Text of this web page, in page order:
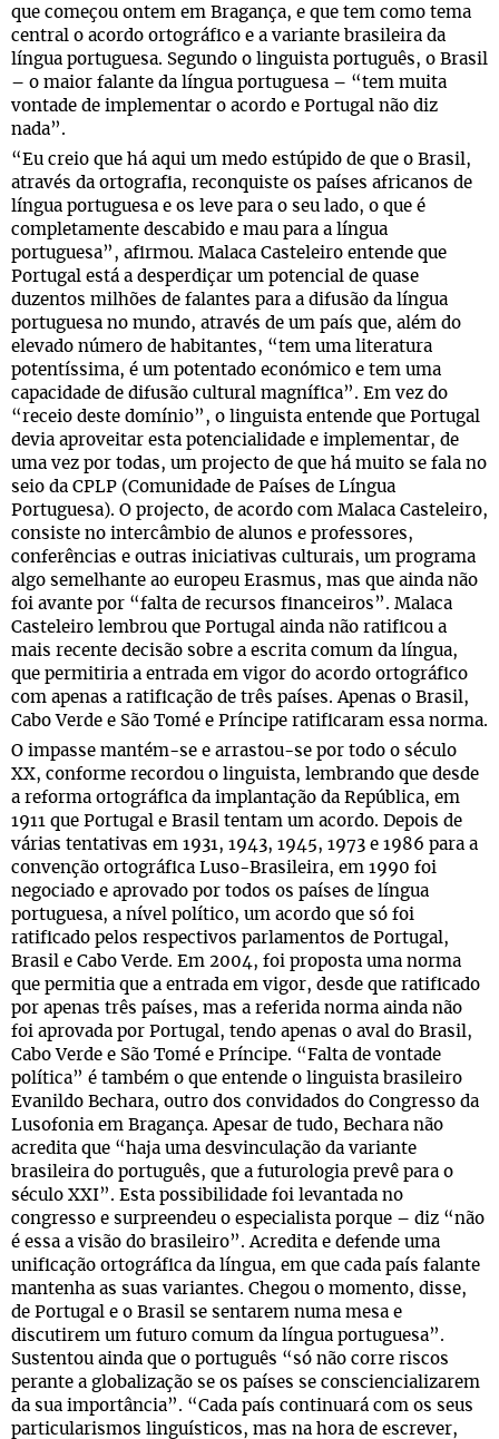
que começou ontem em Bragança, e que tem como tema
central o acordo ortográfico e a variante brasileira da
língua portuguesa. Segundo o linguista português, o Brasil
– o maior falante da língua portuguesa – “tem muita
vontade de implementar o acordo e Portugal não diz
nada”.
“Eu creio que há aqui um medo estúpido de que o Brasil,
através da ortografia, reconquiste os países africanos de
língua portuguesa e os leve para o seu lado, o que é
completamente descabido e mau para a língua
portuguesa”, afirmou. Malaca Casteleiro entende que
Portugal está a desperdiçar um potencial de quase
duzentos milhões de falantes para a difusão da língua
portuguesa no mundo, através de um país que, além do
elevado número de habitantes, “tem uma literatura
potentíssima, é um potentado económico e tem uma
capacidade de difusão cultural magnífica”. Em vez do
“receio deste domínio”, o linguista entende que Portugal
devia aproveitar esta potencialidade e implementar, de
uma vez por todas, um projecto de que há muito se fala no
seio da CPLP (Comunidade de Países de Língua
Portuguesa). O projecto, de acordo com Malaca Casteleiro,
consiste no intercâmbio de alunos e professores,
conferências e outras iniciativas culturais, um programa
algo semelhante ao europeu Erasmus, mas que ainda não
foi avante por “falta de recursos financeiros”. Malaca
Casteleiro lembrou que Portugal ainda não ratificou a
mais recente decisão sobre a escrita comum da língua,
que permitiria a entrada em vigor do acordo ortográfico
com apenas a ratificação de três países. Apenas o Brasil,
Cabo Verde e São Tomé e Príncipe ratificaram essa norma.
O impasse mantém-se e arrastou-se por todo o século
XX, conforme recordou o linguista, lembrando que desde
a reforma ortográfica da implantação da República, em
1911 que Portugal e Brasil tentam um acordo. Depois de
várias tentativas em 1931, 1943, 1945, 1973 e 1986 para a
convenção ortográfica Luso-Brasileira, em 1990 foi
negociado e aprovado por todos os países de língua
portuguesa, a nível político, um acordo que só foi
ratificado pelos respectivos parlamentos de Portugal,
Brasil e Cabo Verde. Em 2004, foi proposta uma norma
que permitia que a entrada em vigor, desde que ratificado
por apenas três países, mas a referida norma ainda não
foi aprovada por Portugal, tendo apenas o aval do Brasil,
Cabo Verde e São Tomé e Príncipe. “Falta de vontade
política” é também o que entende o linguista brasileiro
Evanildo Bechara, outro dos convidados do Congresso da
Lusofonia em Bragança. Apesar de tudo, Bechara não
acredita que “haja uma desvinculação da variante
brasileira do português, que a futurologia prevê para o
século XXI”. Esta possibilidade foi levantada no
congresso e surpreendeu o especialista porque – diz “não
é essa a visão do brasileiro”. Acredita e defende uma
unificação ortográfica da língua, em que cada país falante
mantenha as suas variantes. Chegou o momento, disse,
de Portugal e o Brasil se sentarem numa mesa e
discutirem um futuro comum da língua portuguesa”.
Sustentou ainda que o português “só não corre riscos
perante a globalização se os países se consciencializarem
da sua importância”. “Cada país continuará com os seus
particularismos linguísticos, mas na hora de escrever,